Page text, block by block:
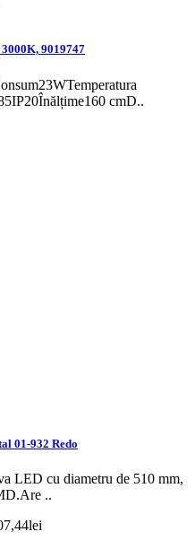
9019747
cmD..
01-932 Redo
LED cu diametru de 510 mm,
..